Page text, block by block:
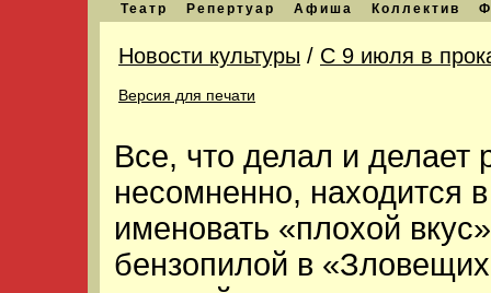
Театр Репертуар Афиша Коллектив
Новости культуры / С 9 июля в
Версия для печати
Все, что делал и
несомненно, находится
именовать «плохой
бензопилой в